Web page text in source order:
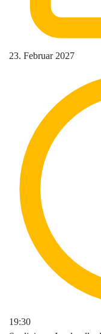
23. Februar 2027
19:30